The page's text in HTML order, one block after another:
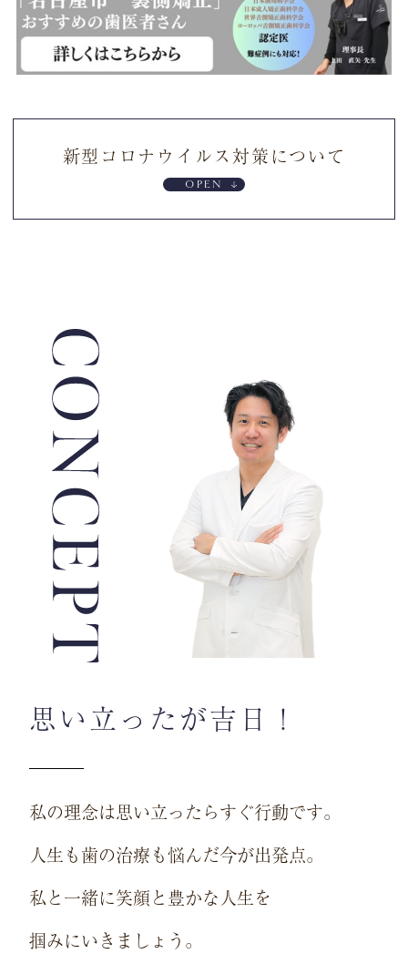
新型コロナウイルス対策について
思い立ったが吉日！
私の理念は思い立ったらすぐ行動です。
人生も歯の治療も悩んだ今が出発点。
私と一緒に笑顔と豊かな人生を
掴みにいきましょう。